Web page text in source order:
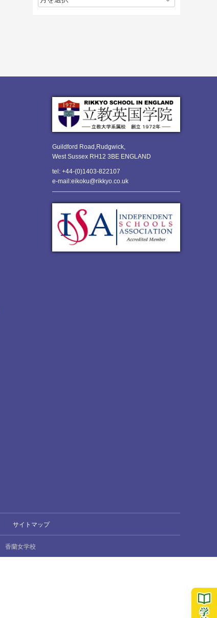
Guildford Road,Rudgwick,
West Sussex RH12 3BE ENGLAND
tel: +44-(0)1403-822107
e-mail:eikoku@rikkyo.co.uk
サイトマップ
香蘭女学校